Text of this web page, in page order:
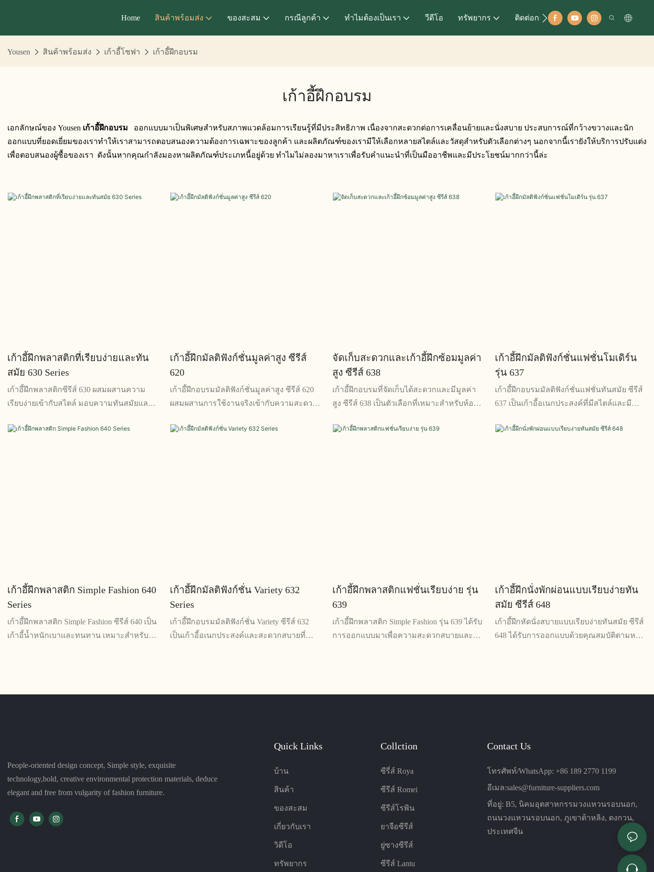
Home สินค้าพร้อมส่ง ของสะสม กรณีลูกค้า ทำไมต้องเป็นเรา วีดีโอ ทรัพยากร ติดต่อกลับ
Yousen สินค้าพร้อมส่ง เก้าอี้โซฟา เก้าอี้ฝึกอบรม
เก้าอี้ฝึกอบรม
เอกลักษณ์ของ Yousen เก้าอี้ฝึกอบรม
ออกแบบมาเป็นพิเศษสำหรับสภาพแวดล้อมการเรียนรู้ที่มีประสิทธิภาพ เนื่องจากสะดวกต่อการเคลื่อนย้ายและนั่งสบาย ประสบการณ์ที่กว้างขวางและนัก
ออกแบบที่ยอดเยี่ยมของเราทำให้เราสามารถตอบสนองความต้องการเฉพาะของลูกค้า และผลิตภัณฑ์ของเรามีให้เลือกหลายสไตล์และวัสดุสำหรับตัวเลือกต่างๆ นอกจากนี้เรายังให้บริการปรับแต่ง
เพื่อตอบสนองผู้ซื้อของเรา ดังนั้นหากคุณกำลังมองหาผลิตภัณฑ์ประเภทนี้อยู่ด้วย ทำไมไม่ลองมาหาเราเพื่อรับคำแนะนำที่เป็นมืออาชีพและมีประโยชน์มากกว่านี้ล่ะ
เก้าอี้ฝึกพลาสติกที่เรียบง่ายและทัน
สมัย ​​630 Series
เก้าอี้ฝึกพลาสติกซีรีส์ 630 ผสมผสานความ
เรียบง่ายเข้ากับสไตล์ มอบความทันสมัยและ
การออกแบบที่ทันสมัยและโครงสร้างที่
เก้าอี้ฝึกมัลติฟังก์ชั่นมูลค่าสูง ซีรีส์
620
เก้าอี้ฝึกอบรมมัลติฟังก์ชั่นมูลค่าสูง ซีรีส์ 620
ผสมผสานการใช้งานจริงเข้ากับความสะดวก
สำหรับห้องฝึกอบรมทุกห้อง ด้วยการออกแบบ
จัดเก็บสะดวกและเก้าอี้ฝึกซ้อมมูลค่า
สูง ซีรีส์ 638
เก้าอี้ฝึกอบรมที่จัดเก็บได้สะดวกและมีมูลค่า
สูง ซีรีส์ 638 เป็นตัวเลือกที่เหมาะสำหรับห้อง
เลือกการจัดเก็บที่สะดวกสำหรับผู้ใช้ พร้อม
เก้าอี้ฝึกมัลติฟังก์ชั่นแฟชั่นโมเดิร์น
รุ่น 637
เก้าอี้ฝึกอบรมมัลติฟังก์ชั่นแฟชั่นทันสมัย ​​ซีรีส์
637 เป็นเก้าอี้อเนกประสงค์ที่มีสไตล์และมี
สรีระศาสตร์ในระหว่างการฝึกซ้อม ด้วย
เก้าอี้ฝึกพลาสติก Simple Fashion 640
Series
เก้าอี้ฝึกพลาสติก Simple Fashion ซีรีส์ 640 เป็น
เก้าอี้น้ำหนักเบาและทนทาน เหมาะสำหรับ
เก้าอี้ฝึกมัลติฟังก์ชั่น Variety 632
Series
เก้าอี้ฝึกอบรมมัลติฟังก์ชั่น Variety ซีรีส์ 632
เป็นเก้าอี้อเนกประสงค์และสะดวกสบายที่
เก้าอี้ฝึกพลาสติกแฟชั่นเรียบง่าย รุ่น
639
เก้าอี้ฝึกพลาสติก Simple Fashion รุ่น 639 ได้รับ
การออกแบบมาเพื่อความสะดวกสบายและใช้
เก้าอี้ฝึกนั่งพักผ่อนแบบเรียบง่ายทัน
สมัย ​​ซีรีส์ 648
เก้าอี้ฝึกหัดนั่งสบายแบบเรียบง่ายทันสมัย ​​ซีรีส์
648 ได้รับการออกแบบด้วยคุณสมบัติตามหลัก
People-oriented design concept, Simple style, exquisite
technology,bold, creative environmental protection materials, deduce
elegant and free from vulgarity of fashion furniture.
Quick Links
บ้าน
สินค้า
ของสะสม
เกี่ยวกับเรา
วิดีโอ
ทรัพยากร
Collction
ซีรี่ส์ Roya
ซีรีส์ Romei
ซีรีส์โรพิน
ยาจือซีรีส์
ยู่ซางซีรีส์
ซีรีส์ Lantu
Contact Us
โทรศัพท์/WhatsApp: +86 189 2770 1199
อีเมล:sales@furniture-suppliers.com
ที่อยู่: B5, นิคมอุตสาหกรรมวงแหวนรอบนอก,
ถนนวงแหวนรอบนอก, ภูเขาต้าหลิง, ตงกวน,
ประเทศจีน